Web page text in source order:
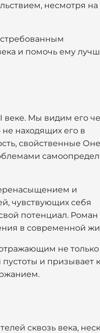
несмотря на
и помочь ему
веке. Мы видим его
находящих его в
свойственные
и
чувствующих себя
потенциал. Роман
в современной
не только
и призывает к
сквозь века,